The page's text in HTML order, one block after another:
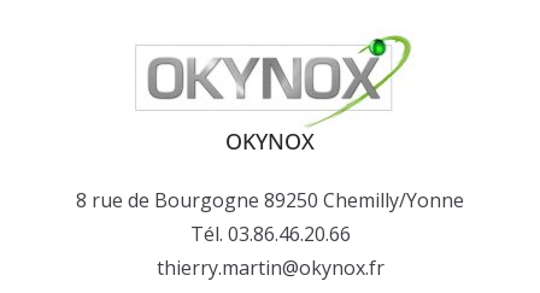
OKYNOX
8 rue de Bourgogne 89250 Chemilly/Yonne
Tél. 03.86.46.20.66
thierry.martin@okynox.fr